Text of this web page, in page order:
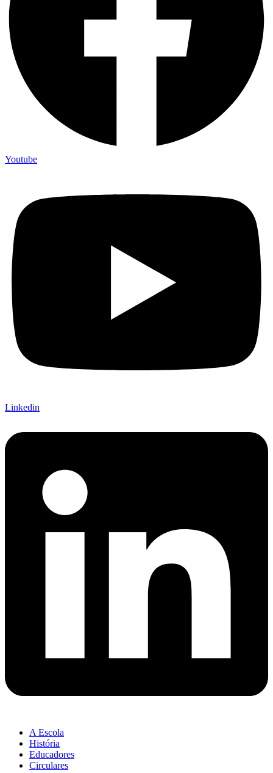
Youtube
Linkedin
A Escola
História
Educadores
Circulares